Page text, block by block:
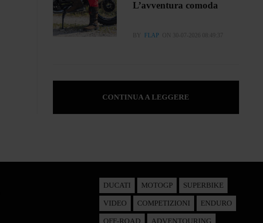
L’avventura comoda
BY FLAP ON 30-07-2026 08:49:37
CONTINUA A LEGGERE
DUCATI MOTOGP SUPERBIKE
VIDEO COMPETIZIONI ENDURO
OFF-ROAD ADVENTOURING